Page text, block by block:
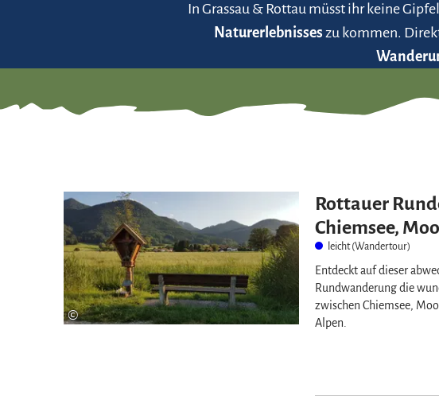
In Grassau & Rottau müsst ihr keine
Naturerlebnisses zu kommen.
©
Rottauer
Chiemsee,
leicht (Wandertour)
Entdeckt auf dieser
Rundwanderung die
zwischen Chiemsee,
Alpen.